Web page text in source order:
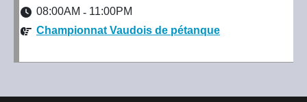
08:00AM - 11:00PM
Championnat Vaudois de pétanque